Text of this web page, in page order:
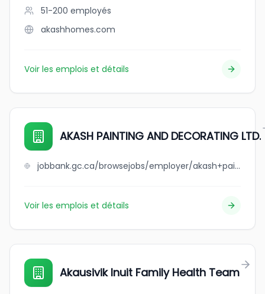
51-200 employés
akashhomes.com
Voir les emplois et détails
AKASH PAINTING AND DECORATING LTD.
jobbank.gc.ca/browsejobs/employer/akash+painting+and+decorating+ltd./ca
Voir les emplois et détails
Akausivik Inuit Family Health Team